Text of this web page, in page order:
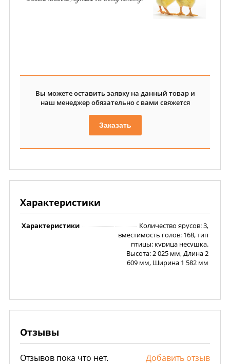
Вы можете оставить заявку на данный товар и
наш менеджер обязательно с вами свяжется
Заказать
Характеристики
Характеристики
Количество ярусов: 3,
вместимость голов: 168, тип
птицы: курица несушка.
Высота: 2 025 мм, Длина 2
609 мм, Ширина 1 582 мм
Отзывы
Отзывов пока что нет. Добавить отзыв